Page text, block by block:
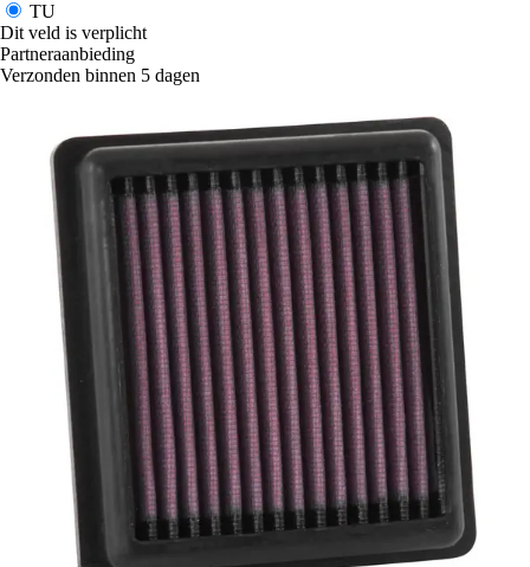
TU
Dit veld is verplicht
Partneraanbieding
Verzonden binnen 5 dagen